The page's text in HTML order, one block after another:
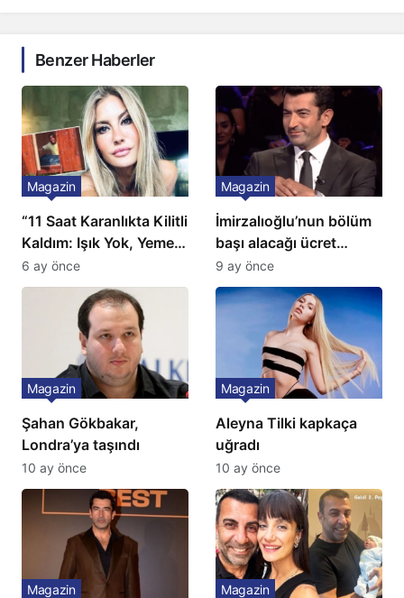
Benzer Haberler
“11 Saat Karanlıkta Kilitli
Kaldım: Işık Yok, Yemek
Yok, Tuvalet Yok!”
Çağla Şikel’den Şok
Magazin
6 ay önce
İmirzalıoğlu’nun bölüm
başı alacağı ücret
Türkiye’de bir ilk:
Gözünü 2 ilçeye dikti!
Magazin
9 ay önce
Şahan Gökbakar,
Londra’ya taşındı
Magazin
10 ay önce
Aleyna Tilki kapkaça
uğradı
Magazin
10 ay önce
Magazin Magazin